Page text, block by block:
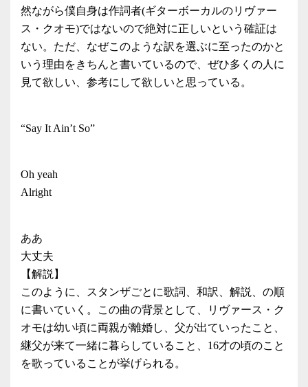
然ながら僕自身は作詞者(ギターボーカルのリヴァー
ス・クオモ)ではないので絶対に正しいという確証は
ない。ただ、なぜこのような訳を選ぶに至ったのかと
いう理由をきちんと書いているので、ぜひ多くの人に
見て欲しい、参考にして欲しいと思っている。
“Say It Ain’t So”
Oh yeah
Alright
ああ
大丈夫
【解説】
このように、スタンザごとに歌詞、和訳、解説、の順
に書いていく。この曲の背景として、リヴァース・ク
オモは幼い頃に両親が離婚し、父が出ていったこと、
継父が来て一緒に暮らしていること、16才の頃のこと
を歌っていることが挙げられる。